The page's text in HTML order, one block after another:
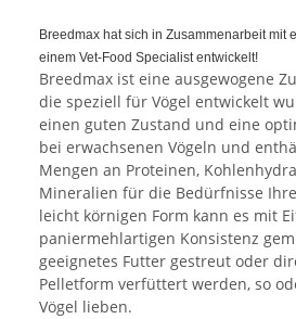
Breedmax hat sich in Zusammenarbeit mit
einem Vet-Food Specialist entwickelt!
Breedmax ist eine ausgewogene
die speziell für Vögel entwickelt
einen guten Zustand und eine
bei erwachsenen Vögeln und
Mengen an Proteinen,
Mineralien für die Bedürfnisse
leicht körnigen Form kann es mit
paniermehlartigen Konsistenz
geeignetes Futter gestreut oder
Pelletform verfüttert werden, so
Vögel lieben.